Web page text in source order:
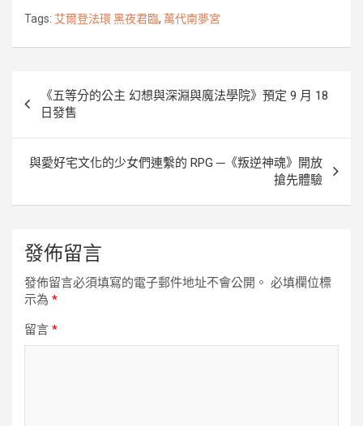
o
e
n
Tags: 艾爾登法環 黑夜君臨, 萬代南夢宮
章
導
覽
《五等分的公主 幻想與深淵與魔法學院》預定 9 月 18
日發售
與愛好宅文化的少女們連繫的 RPG ─《叛逆神魂》開放
搶先體驗
發佈留言
發佈留言必須填寫的電子郵件地址不會公開。 必填欄位標
示為 *
留言 *